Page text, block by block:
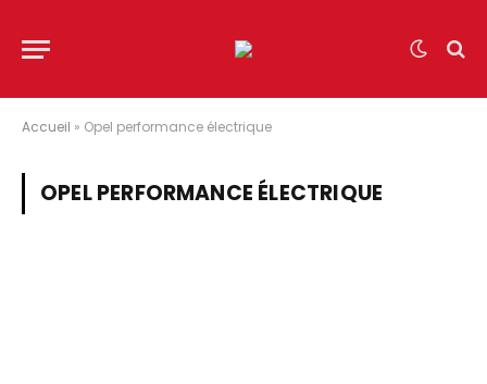
Accueil » Opel performance électrique
OPEL PERFORMANCE ÉLECTRIQUE